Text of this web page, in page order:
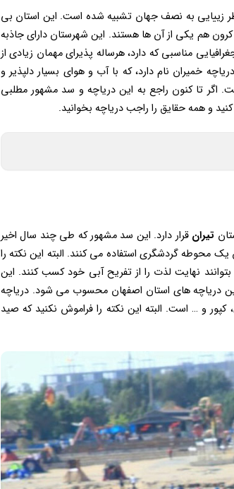
زییایی به نصف جهان تشبیه شده است. این استان بی
هم یکی از آن ها هستند. این شهرستان دارای جاذبه
مناسبی که دارد، هرساله پذیرای مهمان زیادی از
خمیران نام دارد، که با آب و هوای بسیار دلپذیر و
تا کنون راجع به این دریاچه و سد مشهور مطلبی
کنید و همه حقایق را راجب دریاچه بخوانید.
تیران قرار دارد. این سد مشهور که طی چند سال اخیر
یک محوطه گردشگری استفاده می کنند. البته این نکته را
بتوانند نهایت لذت را از تفریح آبی خود کسب کنند. این
دریاچه های استان اصفهان محسوب می شود. دریاچه
کپور و … است. البته این نکته را فراموش نکنید که صید